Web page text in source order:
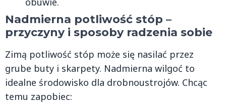
Nadmierna potliwość stóp –
przyczyny i sposoby radzenia sobie
Zimą potliwość stóp może się nasilać przez
grube buty i skarpety. Nadmierna wilgoć to
idealne środowisko dla drobnoustrojów. Chcąc
temu zapobiec: